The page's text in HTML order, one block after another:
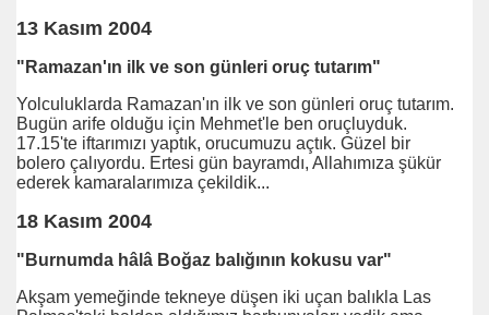
13 Kasım 2004
"Ramazan'ın ilk ve son günleri oruç tutarım"
Yolculuklarda Ramazan'ın ilk ve son günleri oruç tutarım.
Bugün arife olduğu için Mehmet'le ben oruçluyduk.
17.15'te iftarımızı yaptık, orucumuzu açtık. Güzel bir
bolero çalıyordu. Ertesi gün bayramdı, Allahımıza şükür
ederek kamaralarımıza çekildik...
18 Kasım 2004
"Burnumda hâlâ Boğaz balığının kokusu var"
Akşam yemeğinde tekneye düşen iki uçan balıkla Las
Mesajı